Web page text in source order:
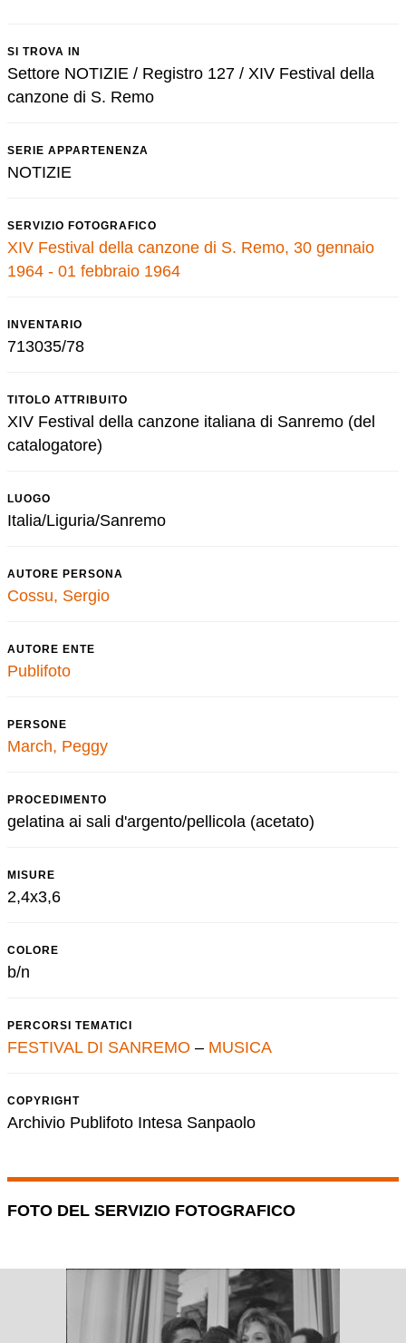
SI TROVA IN
Settore NOTIZIE / Registro 127 / XIV Festival della
canzone di S. Remo
SERIE APPARTENENZA
NOTIZIE
SERVIZIO FOTOGRAFICO
XIV Festival della canzone di S. Remo, 30 gennaio
1964 - 01 febbraio 1964
INVENTARIO
713035/78
TITOLO ATTRIBUITO
XIV Festival della canzone italiana di Sanremo (del
catalogatore)
LUOGO
Italia/Liguria/Sanremo
AUTORE PERSONA
Cossu, Sergio
AUTORE ENTE
Publifoto
PERSONE
March, Peggy
PROCEDIMENTO
gelatina ai sali d'argento/pellicola (acetato)
MISURE
2,4x3,6
COLORE
b/n
PERCORSI TEMATICI
FESTIVAL DI SANREMO – MUSICA
COPYRIGHT
Archivio Publifoto Intesa Sanpaolo
FOTO DEL SERVIZIO FOTOGRAFICO